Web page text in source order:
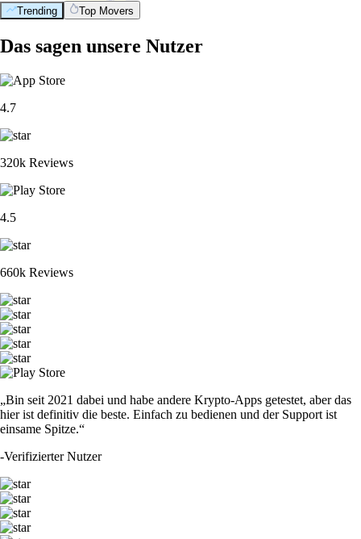
Trending Top Movers
Das sagen unsere Nutzer
4.7
320k Reviews
4.5
660k Reviews
„Bin seit 2021 dabei und habe andere Krypto-Apps getestet, aber das
hier ist definitiv die beste. Einfach zu bedienen und der Support ist
einsame Spitze.“
-Verifizierter Nutzer